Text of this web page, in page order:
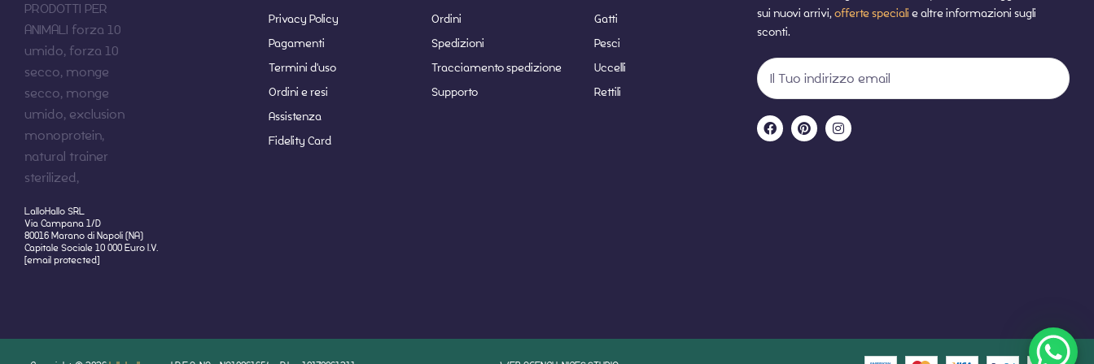
LalloHallo SRL
Via Campana 1/D
80016 Marano di Napoli (NA)
Capitale Sociale 10 000 Euro I.V.
[email protected]
Privacy Policy
Pagamenti
Termini d'uso
Ordini e resi
Assistenza
Fidelity Card
Ordini
Spedizioni
Tracciamento spedizione
Supporto
Gatti
Pesci
Uccelli
Rettili
sui nuovi arrivi,offerte speciali e altre informazioni sugli
sconti.